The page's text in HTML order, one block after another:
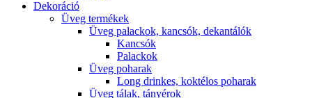
Dekoráció
Üveg termékek
Üveg palackok, kancsók, dekantálók
Kancsók
Palackok
Üveg poharak
Long drinkes, koktélos poharak
Üveg tálak, tányérok